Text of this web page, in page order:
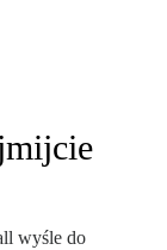
wyśle do